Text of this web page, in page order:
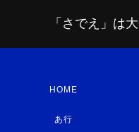
「さでえ」は
HOME
あ行